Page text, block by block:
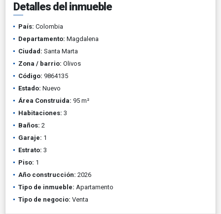
Detalles del inmueble
País: Colombia
Departamento: Magdalena
Ciudad: Santa Marta
Zona / barrio: Olivos
Código: 9864135
Estado: Nuevo
Área Construida: 95 m²
Habitaciones: 3
Baños: 2
Garaje: 1
Estrato: 3
Piso: 1
Año construcción: 2026
Tipo de inmueble: Apartamento
Tipo de negocio: Venta